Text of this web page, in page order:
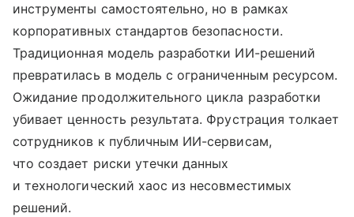
инструменты самостоятельно, но в рамках
корпоративных стандартов безопасности.
Традиционная модель разработки ИИ-решений
превратилась в модель с ограниченным ресурсом.
Ожидание продолжительного цикла разработки
убивает ценность результата. Фрустрация толкает
сотрудников к публичным ИИ-сервисам,
что создает риски утечки данных
и технологический хаос из несовместимых
решений.